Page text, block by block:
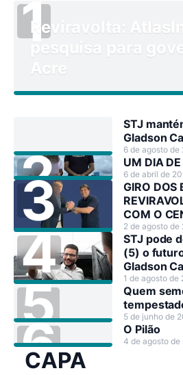
Reviravolta:
pesquisa para
Acre
STJ
Gladson
6 de agosto
UM DIA
6 de abril de
GIRO DOS
COM O
2 de agosto de
STJ pode
(5) o
Gladson
1 de agosto de
Quem
5 de junho de
O Pilão
4 de agosto de
CAPA